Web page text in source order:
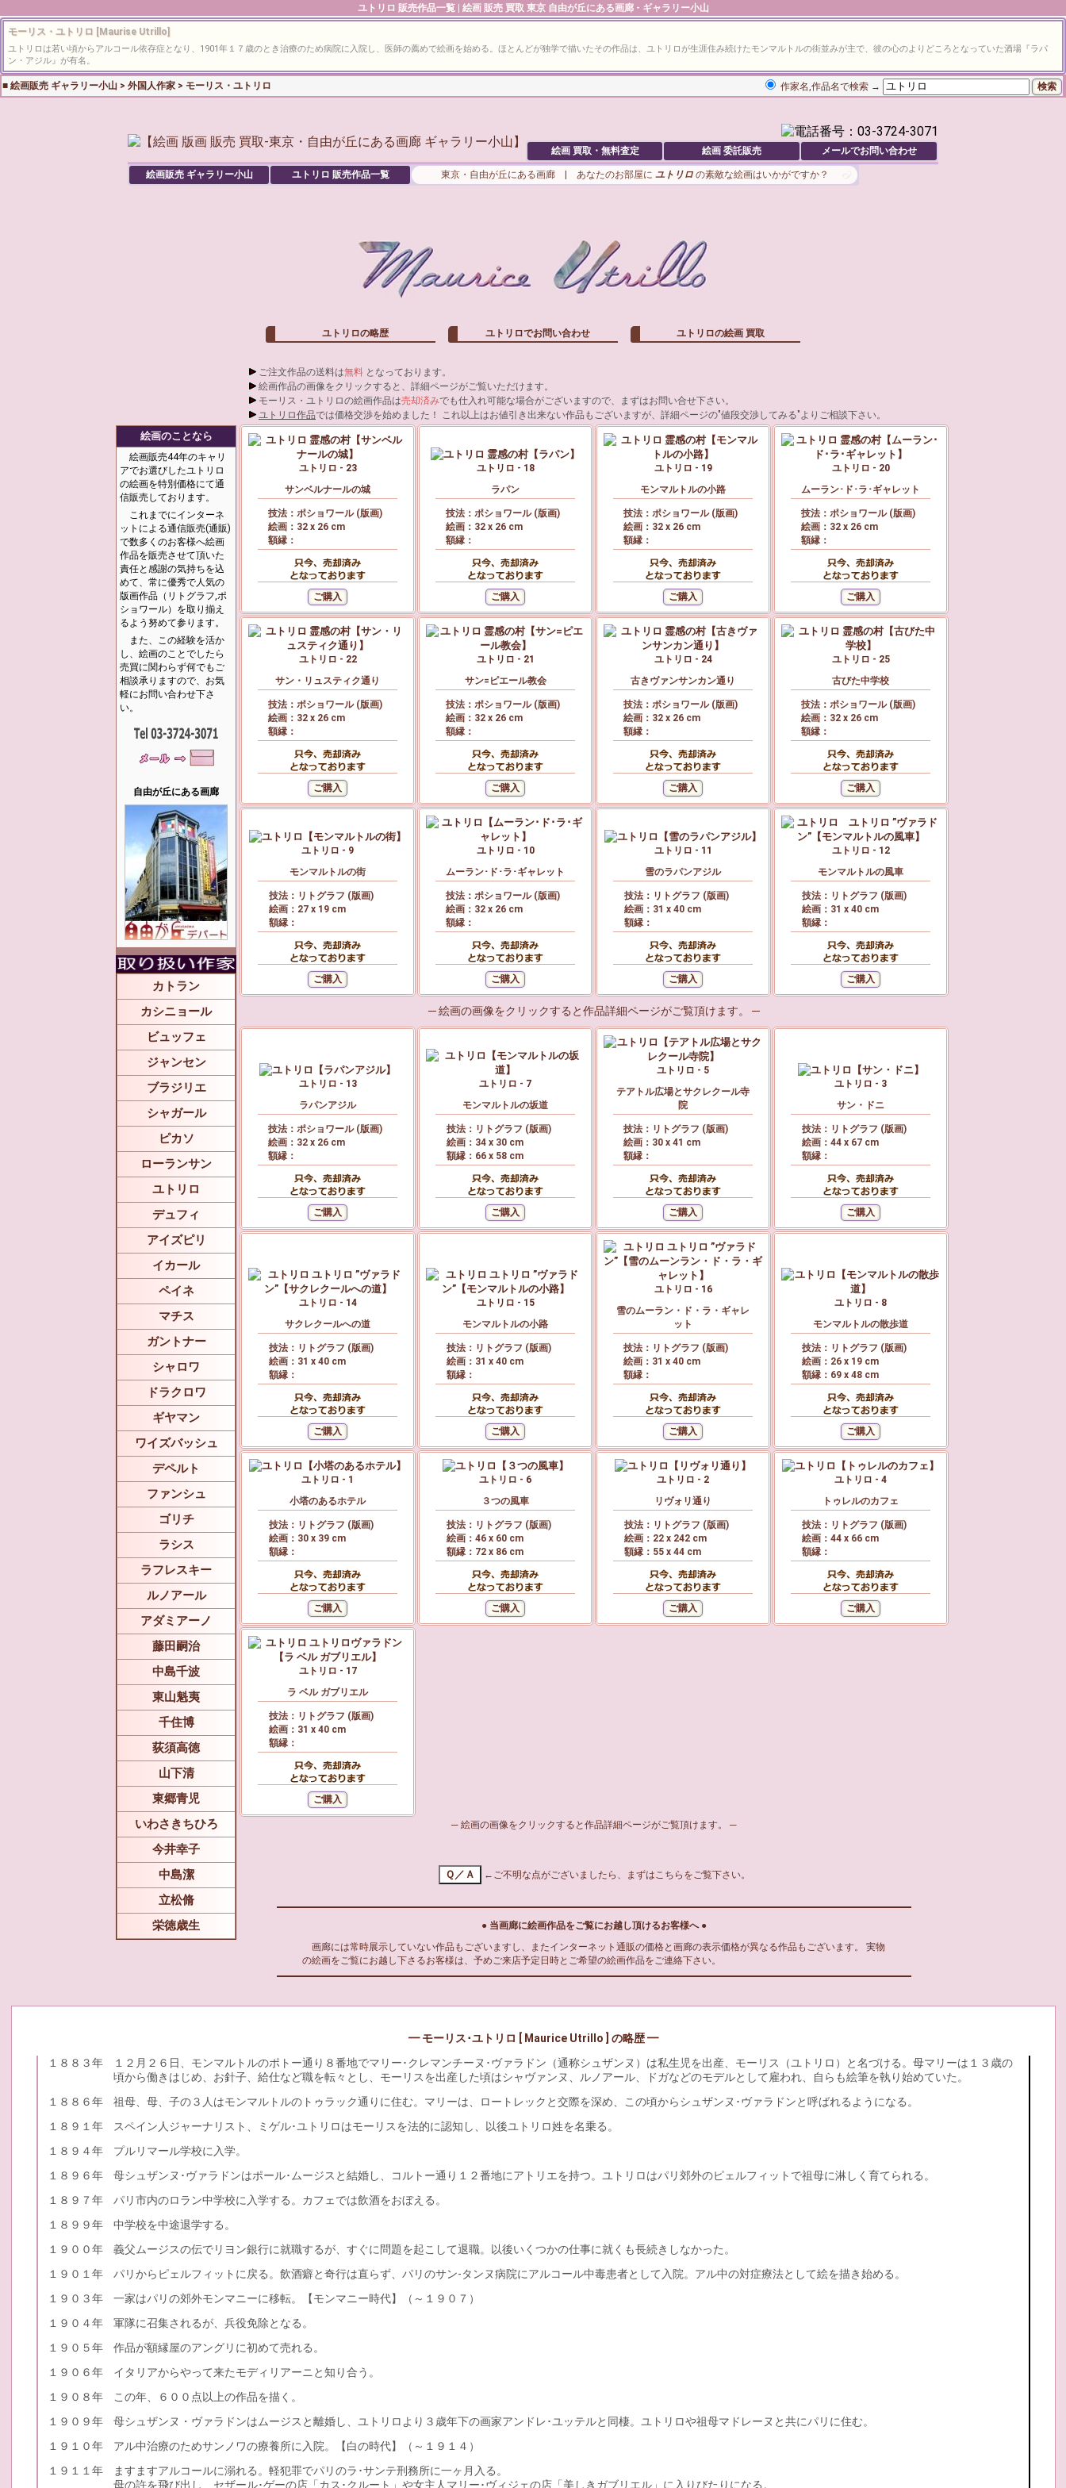
ユトリロ 販売作品一覧 | 絵画 販売 買取 東京 自由が丘にある画廊 - ギャラリー小山
モーリス・ユトリロ [Maurise Utrillo]
ユトリロは若い頃からアルコール依存症となり、1901年１７歳のとき治療のため病院に入院し、医師の薦めで絵画を始める。ほとんどが独学で描いたその作品は、ユトリロが生涯住み続けたモンマルトルの街並みが主で、彼の心のよりどころとなっていた酒場『ラパ
ン・アジル』が有名。
■ 絵画販売 ギャラリー小山 > 外国人作家 > モーリス・ユトリロ 作家名,作品名で検索 →
絵画 買取・無料査定 絵画 委託販売 メールでお問い合わせ
絵画販売 ギャラリー小山 ユトリロ 販売作品一覧 東京・自由が丘にある画廊 | あなたのお部屋に ユトリロの素敵な絵画はいかがですか？
ユトリロの略歴 ユトリロでお問い合わせ ユトリロの絵画 買取
ご注文作品の送料は無料 となっております。
絵画作品の画像をクリックすると、詳細ページがご覧いただけます。
モーリス・ユトリロの絵画作品は売却済みでも仕入れ可能な場合がございますので、まずはお問い合せ下さい。
ユトリロ作品では価格交渉を始めました！ これ以上はお値引き出来ない作品もございますが、詳細ページの"値段交渉してみる"よりご相談下さい。
絵画のことなら
絵画販売44年のキャリ
アでお選びしたユトリロ
の絵画を特別価格にて通
信販売しております。
これまでにインターネ
ットによる通信販売(通販)
で数多くのお客様へ絵画
作品を販売させて頂いた
責任と感謝の気持ちを込
めて、常に優秀で人気の
版画作品（リトグラフ,ポ
ショワール）を取り揃え
るよう努めて参ります。
また、この経験を活か
し、絵画のことでしたら
売買に関わらず何でもご
相談承りますので、お気
軽にお問い合わせ下さ
い。
自由が丘にある画廊
カトラン
カシニョール
ビュッフェ
ジャンセン
ブラジリエ
シャガール
ピカソ
ローランサン
ユトリロ
デュフィ
アイズピリ
イカール
ペイネ
マチス
ガントナー
シャロワ
ドラクロワ
ギヤマン
ワイズバッシュ
デペルト
ファンシュ
ゴリチ
ラシス
ラフレスキー
ルノアール
アダミアーノ
藤田嗣治
中島千波
東山魁夷
千住博
荻須高徳
山下清
東郷青児
いわさきちひろ
今井幸子
中島潔
立松脩
栄徳歳生
ユトリロ - 23
サンベルナールの城
技法：ポショワール (版画)
絵画：32 x 26 cm
額縁：
ユトリロ - 18
ラパン
技法：ポショワール (版画)
絵画：32 x 26 cm
額縁：
ユトリロ - 19
モンマルトルの小路
技法：ポショワール (版画)
絵画：32 x 26 cm
額縁：
ユトリロ - 20
ムーラン･ド･ラ･ギャレット
技法：ポショワール (版画)
絵画：32 x 26 cm
額縁：
ユトリロ - 22
サン・リュスティク通り
技法：ポショワール (版画)
絵画：32 x 26 cm
額縁：
ユトリロ - 21
サン=ピエール教会
技法：ポショワール (版画)
絵画：32 x 26 cm
額縁：
ユトリロ - 24
古きヴァンサンカン通り
技法：ポショワール (版画)
絵画：32 x 26 cm
額縁：
ユトリロ - 25
古びた中学校
技法：ポショワール (版画)
絵画：32 x 26 cm
額縁：
ユトリロ - 9
モンマルトルの街
技法：リトグラフ (版画)
絵画：27 x 19 cm
額縁：
ユトリロ - 10
ムーラン･ド･ラ･ギャレット
技法：ポショワール (版画)
絵画：32 x 26 cm
額縁：
ユトリロ - 11
雪のラパンアジル
技法：リトグラフ (版画)
絵画：31 x 40 cm
額縁：
ユトリロ - 12
モンマルトルの風車
技法：リトグラフ (版画)
絵画：31 x 40 cm
額縁：
─ 絵画の画像をクリックすると作品詳細ページがご覧頂けます。 ─
ユトリロ - 13
ラパンアジル
技法：ポショワール (版画)
絵画：32 x 26 cm
額縁：
ユトリロ - 7
モンマルトルの坂道
技法：リトグラフ (版画)
絵画：34 x 30 cm
額縁：66 x 58 cm
ユトリロ - 5
テアトル広場とサクレクール寺
院
技法：リトグラフ (版画)
絵画：30 x 41 cm
額縁：
ユトリロ - 3
サン・ドニ
技法：リトグラフ (版画)
絵画：44 x 67 cm
額縁：
ユトリロ - 14
サクレクールへの道
技法：リトグラフ (版画)
絵画：31 x 40 cm
額縁：
ユトリロ - 15
モンマルトルの小路
技法：リトグラフ (版画)
絵画：31 x 40 cm
額縁：
ユトリロ - 16
雪のムーラン・ド・ラ・ギャレ
ット
技法：リトグラフ (版画)
絵画：31 x 40 cm
額縁：
ユトリロ - 8
モンマルトルの散歩道
技法：リトグラフ (版画)
絵画：26 x 19 cm
額縁：69 x 48 cm
ユトリロ - 1
小塔のあるホテル
技法：リトグラフ (版画)
絵画：30 x 39 cm
額縁：
ユトリロ - 6
３つの風車
技法：リトグラフ (版画)
絵画：46 x 60 cm
額縁：72 x 86 cm
ユトリロ - 2
リヴォリ通り
技法：リトグラフ (版画)
絵画：22 x 242 cm
額縁：55 x 44 cm
ユトリロ - 4
トゥレルのカフェ
技法：リトグラフ (版画)
絵画：44 x 66 cm
額縁：
ユトリロ - 17
ラ ベル ガブリエル
技法：リトグラフ (版画)
絵画：31 x 40 cm
額縁：
─ 絵画の画像をクリックすると作品詳細ページがご覧頂けます。 ─
←ご不明な点がございましたら、まずはこちらをご覧下さい。
● 当画廊に絵画作品をご覧にお越し頂けるお客様へ ●
画廊には常時展示していない作品もございますし、またインターネット通販の価格と画廊の表示価格が異なる作品もございます。 実物
の絵画をご覧にお越し下さるお客様は、予めご来店予定日時とご希望の絵画作品をご連絡下さい。
━ モーリス･ユトリロ [ Maurice Utrillo ] の略歴 ━
１８８３年
１２月２６日、モンマルトルのポトー通り８番地でマリー･クレマンチーヌ･ヴァラドン（通称シュザンヌ）は私生児を出産、モーリス（ユトリロ）と名づける。母マリーは１３歳の
頃から働きはじめ、お針子、給仕など職を転々とし、モーリスを出産した頃はシャヴァンヌ、ルノアール、ドガなどのモデルとして雇われ、自らも絵筆を執り始めていた。
１８８６年
祖母、母、子の３人はモンマルトルのトゥラック通りに住む。マリーは、ロートレックと交際を深め、この頃からシュザンヌ･ヴァラドンと呼ばれるようになる。
１８９１年
スペイン人ジャーナリスト、ミゲル･ユトリロはモーリスを法的に認知し、以後ユトリロ姓を名乗る。
１８９４年
プルリマール学校に入学。
１８９６年
母シュザンヌ･ヴァラドンはポール･ムージスと結婚し、コルトー通り１２番地にアトリエを持つ。ユトリロはパリ郊外のピェルフィットで祖母に淋しく育てられる。
１８９７年
パリ市内のロラン中学校に入学する。カフェでは飲酒をおぼえる。
１８９９年
中学校を中途退学する。
１９００年
義父ムージスの伝でリヨン銀行に就職するが、すぐに問題を起こして退職。以後いくつかの仕事に就くも長続きしなかった。
１９０１年
パリからピェルフィットに戻る。飲酒癖と奇行は直らず、パリのサン-タンヌ病院にアルコール中毒患者として入院。アル中の対症療法として絵を描き始める。
１９０３年
一家はパリの郊外モンマニーに移転。【モンマニー時代】（～１９０７）
１９０４年
軍隊に召集されるが、兵役免除となる。
１９０５年
作品が額縁屋のアングリに初めて売れる。
１９０６年
イタリアからやって来たモディリアーニと知り合う。
１９０８年
この年、６００点以上の作品を描く。
１９０９年
母シュザンヌ・ヴァラドンはムージスと離婚し、ユトリロより３歳年下の画家アンドレ･ユッテルと同棲。ユトリロや祖母マドレーヌと共にパリに住む。
１９１０年
アル中治療のためサンノワの療養所に入院。【白の時代】（～１９１４）
１９１１年
ますますアルコールに溺れる。軽犯罪でパリのラ･サンテ刑務所に一ヶ月入る。
母の許を飛び出し、セザール･ゲーの店「カス･クルート」や女主人マリー･ヴィジェの店「美しきガブリエル」に入りびたりになる。